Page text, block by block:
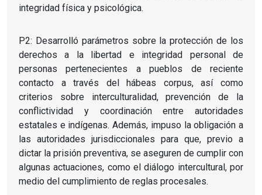
integridad física y psicológica.
P2: Desarrolló parámetros sobre la protección de los
derechos a la libertad e integridad personal de
personas pertenecientes a pueblos de reciente
contacto a través del hábeas corpus, así como
criterios sobre interculturalidad, prevención de la
conflictividad y coordinación entre autoridades
estatales e indígenas. Además, impuso la obligación a
las autoridades jurisdiccionales para que, previo a
dictar la prisión preventiva, se aseguren de cumplir con
algunas actuaciones, como el diálogo intercultural, por
medio del cumplimiento de reglas procesales.